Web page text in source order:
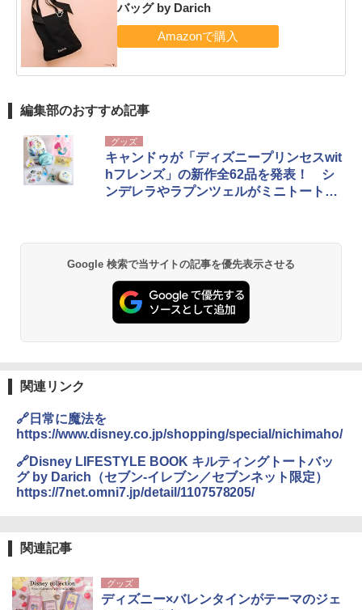
バッグ by Darich
編集部のおすすめ記事
グッズ
キャンドゥが「ディズニープリンセスwit
hフレンズ」の新作全62品を発表！ シ
ンデレラやラプンツェルがミニトートや
Google 検索で当サイトの記事を優先表示させる
関連リンク
🔗日常に魔法を
https://www.disney.co.jp/shopping/special/nichimaho/
🔗Disney LIFESTYLE BOOK キルティングトートバッ
グ by Darich（セブン-イレブン／セブンネット限定）
https://7net.omni7.jp/detail/1107578205/
関連記事
グッズ
ディズニー×バレンタインがテーマのジェ